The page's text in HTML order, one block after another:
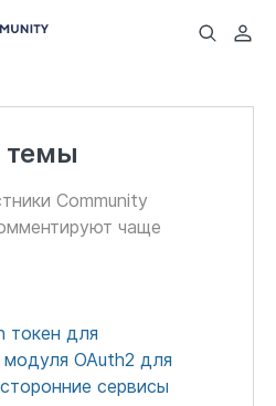
темы
Community
чаще
токен для
модуля OAuth2 для
сервисы